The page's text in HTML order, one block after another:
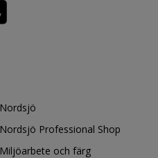
Nordsjö
Nordsjö Professional Shop
Miljöarbete och färg